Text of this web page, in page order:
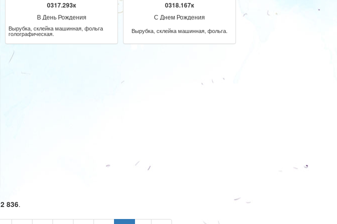
0317.293к
В День Рождения
Вырубка, склейка машинная, фольга
голографическая.
0318.167к
С Днем Рождения
Вырубка, склейка машинная, фольга.
2 836.